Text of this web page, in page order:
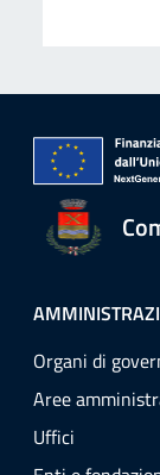
Organi di
Aree
Uffici